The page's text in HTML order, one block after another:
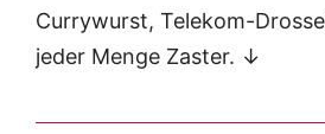
Currywurst, Telekom-
jeder Menge Zaster. ↓